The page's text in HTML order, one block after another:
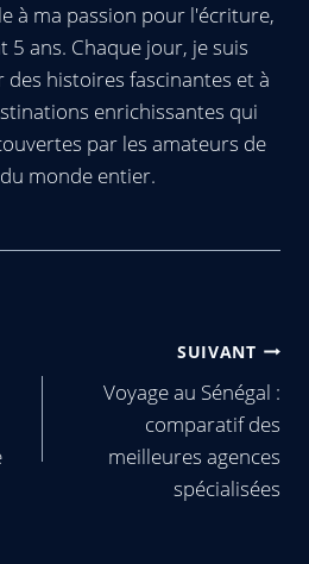
à ma passion pour l'écriture,
5 ans. Chaque jour, je suis
histoires fascinantes et à
enrichissantes qui
par les amateurs de
monde entier.
SUIVANT
Voyage au Sénégal :
comparatif des
meilleures agences
spécialisées